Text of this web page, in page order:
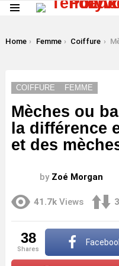
You are here:
Home Femme Coiffure Mèches
COIFFURE FEMME
Mèches ou
la différence
et des
by Zoé Morgan
41.7k Views
38
shares